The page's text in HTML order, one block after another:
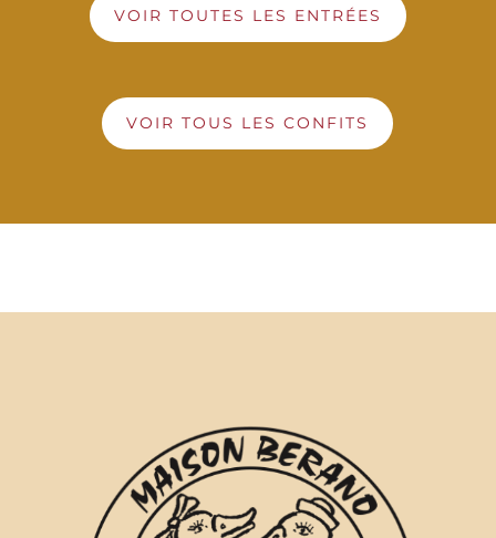
VOIR TOUTES LES ENTRÉES
VOIR TOUS LES CONFITS